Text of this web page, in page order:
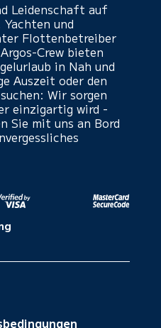
Leidenschaft auf
Yachten und
Flottenbetreiber
Crew bieten
in Nah und
Auszeit oder den
Wir sorgen
einzigartig wird -
Sie mit uns an Bord